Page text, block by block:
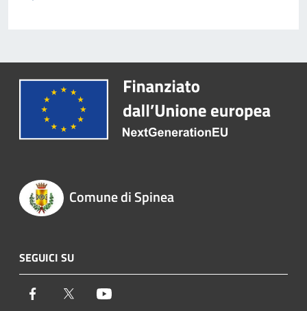
Comune di Spinea
SEGUICI SU
Facebook Twitter